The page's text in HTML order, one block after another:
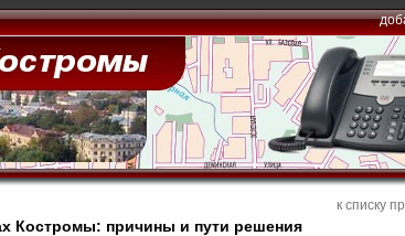
к списку
Костромы: причины и пути решения